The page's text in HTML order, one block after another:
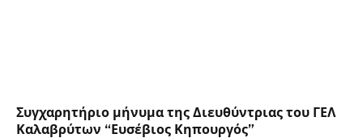
Συγχαρητήριο μήνυμα της Διευθύντριας του ΓΕΛ
Καλαβρύτων “Ευσέβιος Κηπουργός”